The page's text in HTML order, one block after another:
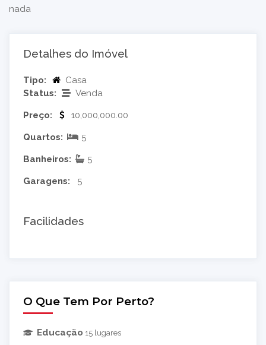
nada
Detalhes do Imóvel
Tipo:
Casa
Status:
Venda
Preço: 10,000,000.00
Quartos: 5
Banheiros: 5
Garagens: 5
Facilidades
O Que Tem Por Perto?
Educação 15 lugares